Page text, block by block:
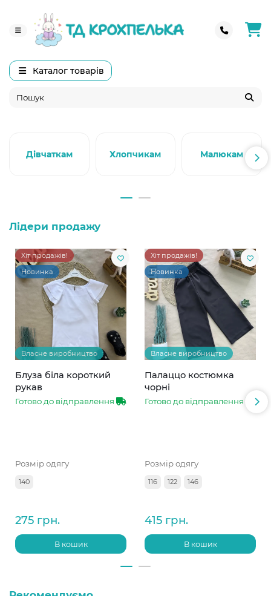
Каталог товарів
Дівчаткам Хлопчикам Малюкам
Лідери продажу
Хіт продажів!
Новинка
Власне виробництво
Блуза біла короткий
рукав
Готово до відправлення
Розмір одягу
140
275 грн.
В кошик
Хіт продажів!
Новинка
Власне виробництво
Палаццо костюмка
чорні
Готово до відправлення
Розмір одягу
116 122 146
415 грн.
В кошик